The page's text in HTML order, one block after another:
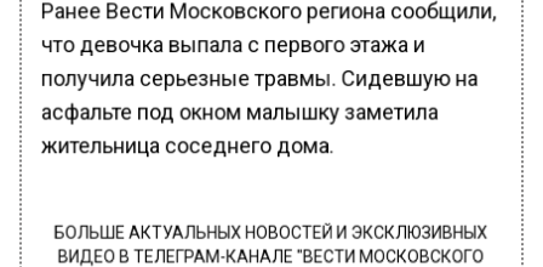
Ранее Вести Московского региона сообщили,
что девочка выпала с первого этажа и
получила серьезные травмы. Сидевшую на
асфальте под окном малышку заметила
жительница соседнего дома.
БОЛЬШЕ АКТУАЛЬНЫХ НОВОСТЕЙ И ЭКСКЛЮЗИВНЫХ
ВИДЕО В ТЕЛЕГРАМ-КАНАЛЕ "ВЕСТИ МОСКОВСКОГО